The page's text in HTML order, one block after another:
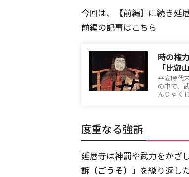
今回は、【前編】に続き延
前編の記事はこちら
時の権
「比叡
平安時代
の中で、
んりゃく
度重なる強訴
延暦寺は神罰や武力をかざ
訴（ごうそ）」 を繰り返し